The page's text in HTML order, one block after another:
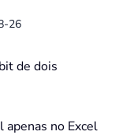
26
de dois
apenas no Excel